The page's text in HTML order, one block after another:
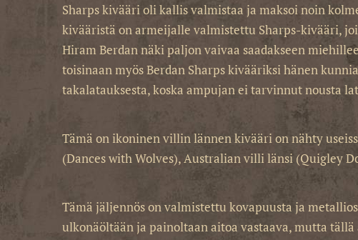
Sharps kivääri oli kallis valmistaa ja maksoi noin
kivääristä on armeijalle valmistettu Sharps-kivääri,
Hiram Berdan näki paljon vaivaa saadakseen
toisinaan myös Berdan Sharps kivääriksi hänen
takalatauksesta, koska ampujan ei tarvinnut nousta
Tämä on ikoninen villin lännen kivääri on nähty
(Dances with Wolves), Australian villi länsi (Quigley
Tämä jäljennös on valmistettu kovapuusta ja
ulkonäöltään ja painoltaan aitoa vastaava, mutta